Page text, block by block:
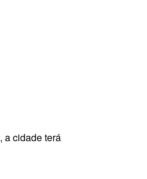
, a cidade terá